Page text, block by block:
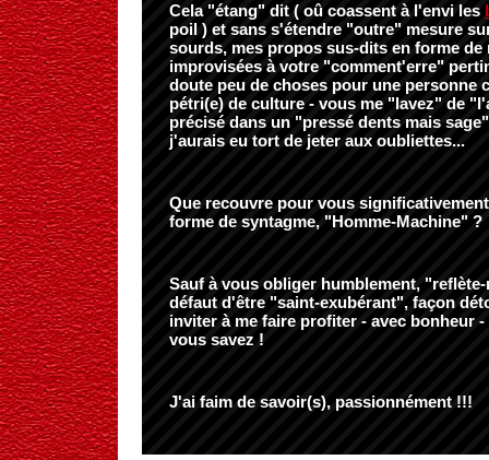
Cela "étang" dit ( oû coassent à l'envi les
poil ) et sans s'étendre "outre" mesure
sourds, mes propos sus-dits en forme de
improvisées à votre "comment'erre"
doute peu de choses pour une personne
pétri(e) de culture - vous me "lavez" de
précisé dans un "pressé dents mais
j'aurais eu tort de jeter aux oubliettes...
Que recouvre pour vous
forme de syntagme, "Homme-Machine" ?
Sauf à vous obliger humblement,
défaut d'être "saint-exubérant", façon
inviter à me faire profiter - avec bonheur
vous savez !
J'ai faim de savoir(s), passionnément !!!